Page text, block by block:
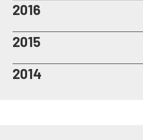
2016
2015
2014